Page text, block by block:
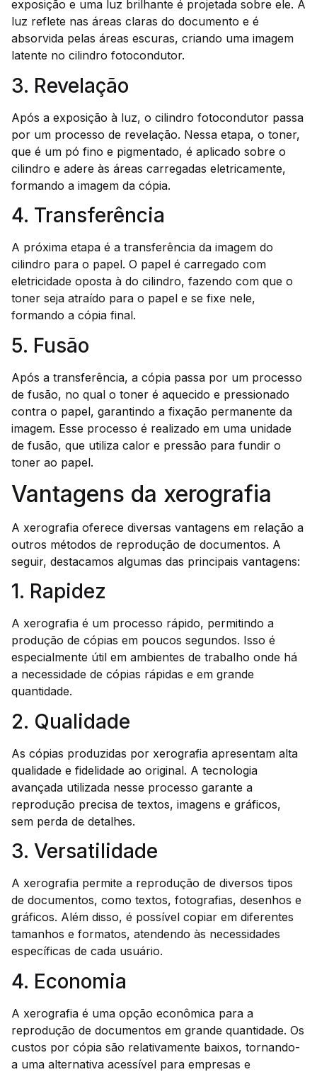
exposição e uma luz brilhante é projetada sobre ele. A
luz reflete nas áreas claras do documento e é
absorvida pelas áreas escuras, criando uma imagem
latente no cilindro fotocondutor.
3. Revelação
Após a exposição à luz, o cilindro fotocondutor passa
por um processo de revelação. Nessa etapa, o toner,
que é um pó fino e pigmentado, é aplicado sobre o
cilindro e adere às áreas carregadas eletricamente,
formando a imagem da cópia.
4. Transferência
A próxima etapa é a transferência da imagem do
cilindro para o papel. O papel é carregado com
eletricidade oposta à do cilindro, fazendo com que o
toner seja atraído para o papel e se fixe nele,
formando a cópia final.
5. Fusão
Após a transferência, a cópia passa por um processo
de fusão, no qual o toner é aquecido e pressionado
contra o papel, garantindo a fixação permanente da
imagem. Esse processo é realizado em uma unidade
de fusão, que utiliza calor e pressão para fundir o
toner ao papel.
Vantagens da xerografia
A xerografia oferece diversas vantagens em relação a
outros métodos de reprodução de documentos. A
seguir, destacamos algumas das principais vantagens:
1. Rapidez
A xerografia é um processo rápido, permitindo a
produção de cópias em poucos segundos. Isso é
especialmente útil em ambientes de trabalho onde há
a necessidade de cópias rápidas e em grande
quantidade.
2. Qualidade
As cópias produzidas por xerografia apresentam alta
qualidade e fidelidade ao original. A tecnologia
avançada utilizada nesse processo garante a
reprodução precisa de textos, imagens e gráficos,
sem perda de detalhes.
3. Versatilidade
A xerografia permite a reprodução de diversos tipos
de documentos, como textos, fotografias, desenhos e
gráficos. Além disso, é possível copiar em diferentes
tamanhos e formatos, atendendo às necessidades
específicas de cada usuário.
4. Economia
A xerografia é uma opção econômica para a
reprodução de documentos em grande quantidade. Os
custos por cópia são relativamente baixos, tornando-
a uma alternativa acessível para empresas e